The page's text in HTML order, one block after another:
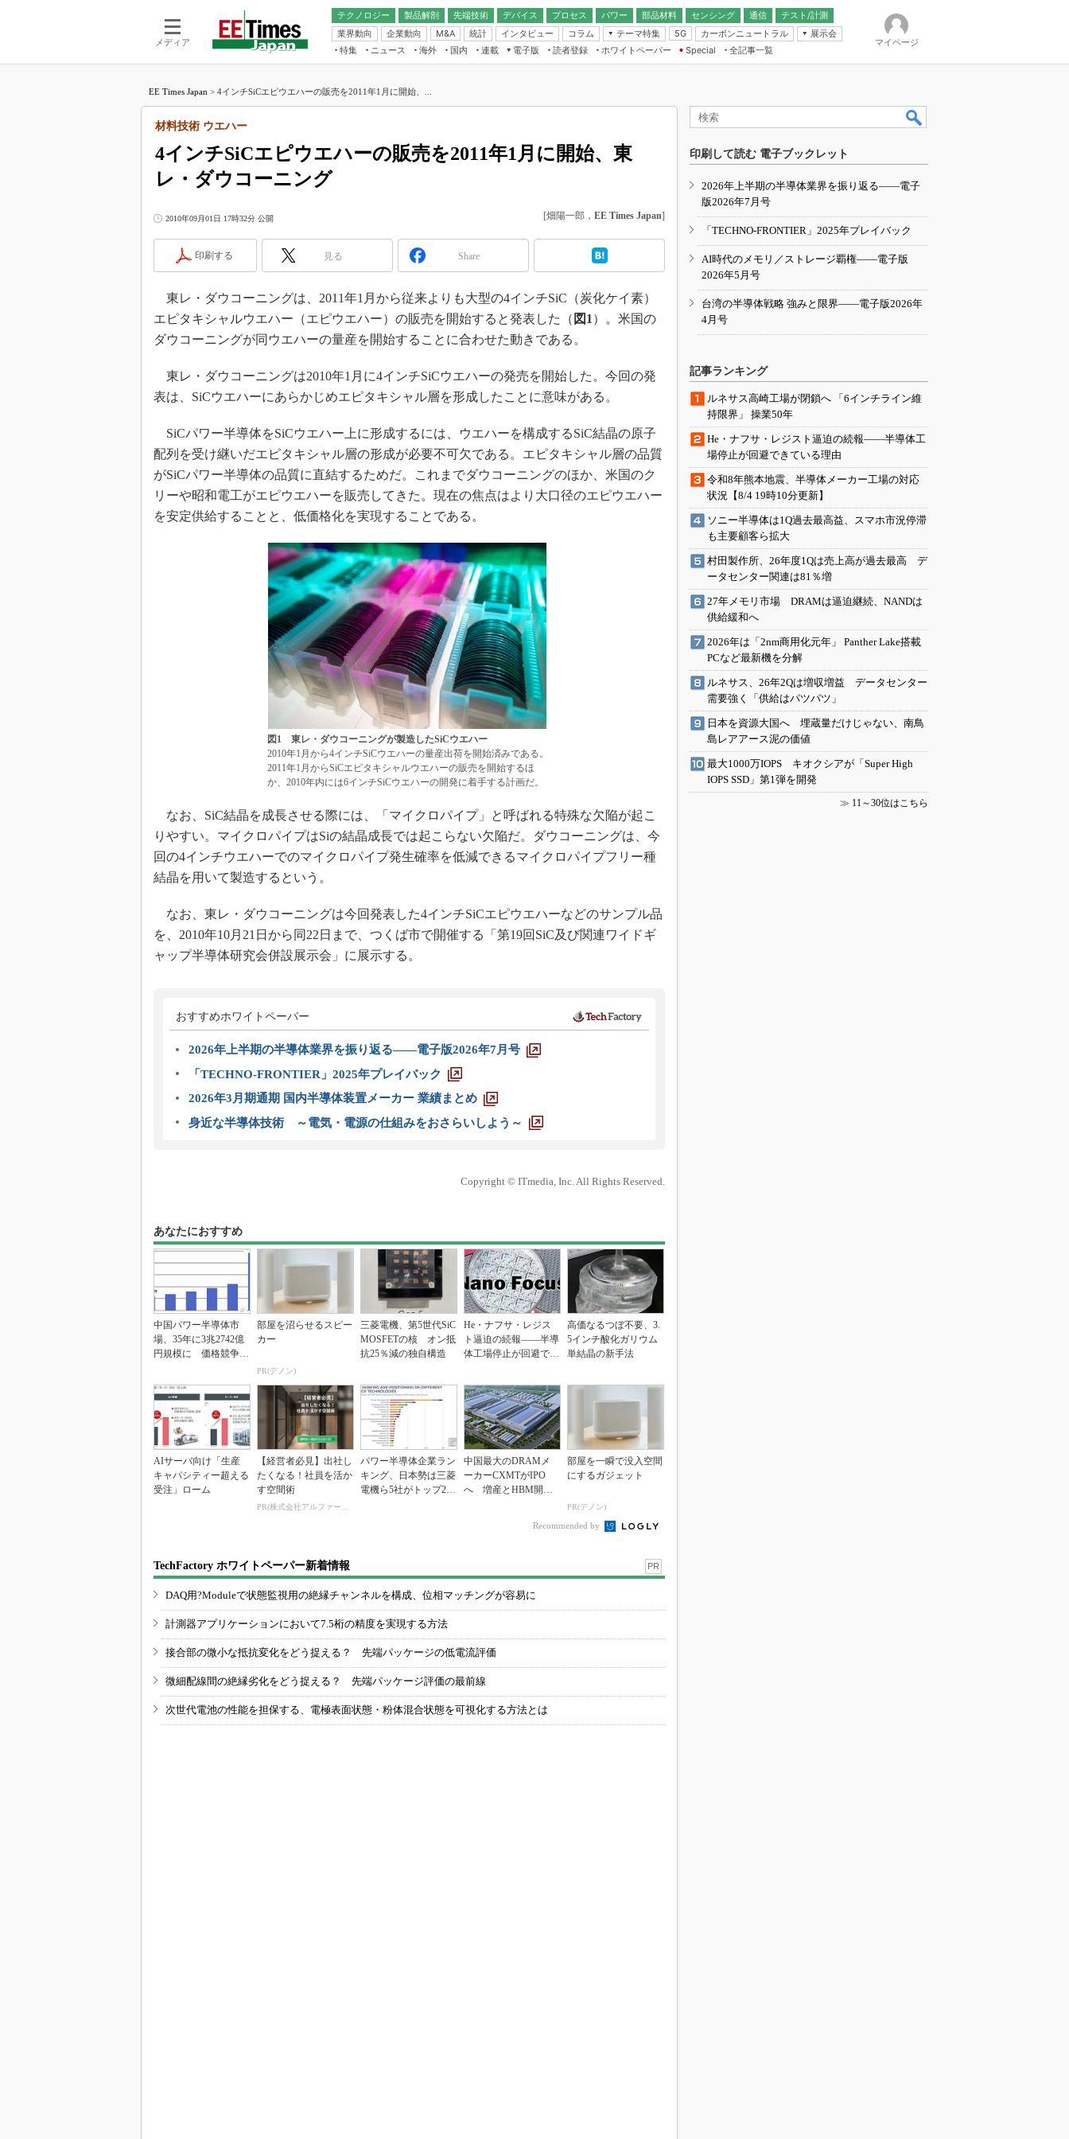
メディア
テクノロジー 製品解剖
先端技術
電池／エネルギー
デバイス
アナログ
マイコン
プロセス パワー 部品材料 センシング
通信
無線
テスト/計測
業界動向
企業動向 M&A 統計 インタビュー コラム
テーマ特集
フィジカルAI
読者調査（EE Times Research）
エレクトロニクス入門（EDN
Japan）
5G カーボンニュートラル
展示会
IoT・エッジコンピューティング
EXPO
TECHNO-FRONTIER
人とくるま展
特集 ニュース 海外 国内
連載
福田昭のデバイス通信
大山聡の業界スコープ
大原雄介のエレ・組み込みプレイバ
ック
世界を「数字」で回してみよう
踊るバズワード ～Behind the
この10年で起こったこと、次の10年
で起こること
製品分解で探るアジアの新トレンド
改革、執念の180日
JASA発IoT通信
IHSアナリスト「未来展望」
「英語に愛されないエンジニア」の
ための新行動論
電子版
電子ブックレット
読者登録 ホワイトペーパー
Special
全記事一覧
マイページ
EE Times Japan > 4インチSiCエピウエハーの販売を2011年1月に開始、...
4インチSiCエピウエハーの販売を2011年1月に開始、東
レ・ダウコーニング
材料技術 ウエハー
2010年09月01日 17時32分 公開 [畑陽一郎， EE Times Japan]
印刷する 見る Share
東レ・ダウコーニングは、2011年1月から従来よりも大型の4インチSiC（炭化ケイ素）
エピタキシャルウエハー（エピウエハー）の販売を開始すると発表した（ 図1 ）。米国の
ダウコーニングが同ウエハーの量産を開始することに合わせた動きである。
東レ・ダウコーニングは2010年1月に4インチSiCウエハーの発売を開始した。今回の発
表は、SiCウエハーにあらかじめエピタキシャル層を形成したことに意味がある。
SiCパワー半導体をSiCウエハー上に形成するには、ウエハーを構成するSiC結晶の原子
配列を受け継いだエピタキシャル層の形成が必要不可欠である。エピタキシャル層の品質
がSiCパワー半導体の品質に直結するためだ。これまでダウコーニングのほか、米国のク
リーや昭和電工がエピウエハーを販売してきた。現在の焦点はより大口径のエピウエハー
を安定供給することと、低価格化を実現することである。
図1 東レ・ダウコーニングが製造したSiCウエハー
2010年1月から4インチSiCウエハーの量産出荷を開始済みである。
2011年1月からSiCエピタキシャルウエハーの販売を開始するほ
か、2010年内には6インチSiCウエハーの開発に着手する計画だ。
なお、SiC結晶を成長させる際には、「マイクロパイプ」と呼ばれる特殊な欠陥が起こ
りやすい。マイクロパイプはSiの結晶成長では起こらない欠陥だ。ダウコーニングは、今
回の4インチウエハーでのマイクロパイプ発生確率を低減できるマイクロパイプフリー種
結晶を用いて製造するという。
なお、東レ・ダウコーニングは今回発表した4インチSiCエピウエハーなどのサンプル品
を、2010年10月21日から同22日まで、つくば市で開催する「第19回SiC及び関連ワイドギ
ャップ半導体研究会併設展示会」に展示する。
おすすめホワイトペーパー
2026年上半期の半導体業界を振り返る――電子版2026年7月号
「TECHNO-FRONTIER」2025年プレイバック
2026年3月期通期 国内半導体装置メーカー 業績まとめ
身近な半導体技術 ～電気・電源の仕組みをおさらいしよう～
Copyright © ITmedia, Inc. All Rights Reserved.
あなたにおすすめ
中国パワー半導体市
場、35年に3兆2742億
円規模に 価格競争さ
部屋を沼らせるスピー
カー
PR(デノン)
三菱電機、第5世代SiC
MOSFETの核 オン抵
抗25％減の独自構造
He・ナフサ・レジス
ト逼迫の続報――半導
体工場停止が回避でき
高価なるつぼ不要、3.
5インチ酸化ガリウム
単結晶の新手法
AIサーバ向け「生産
キャパシティー超える
受注」ローム
【経営者必見】出社し
たくなる！社員を活か
す空間術
PR(株式会社アルファーテクノ)
パワー半導体企業ラン
キング、日本勢は三菱
電機ら5社がトップ20
中国最大のDRAMメ
ーカーCXMTがIPO
へ 増産とHBM開発
部屋を一瞬で没入空間
にするガジェット
PR(デノン)
Recommended by
TechFactory ホワイトペーパー新着情報 PR
DAQ用?Moduleで状態監視用の絶縁チャンネルを構成、位相マッチングが容易に
計測器アプリケーションにおいて7.5桁の精度を実現する方法
接合部の微小な抵抗変化をどう捉える？ 先端パッケージの低電流評価
微細配線間の絶縁劣化をどう捉える？ 先端パッケージ評価の最前線
次世代電池の性能を担保する、電極表面状態・粉体混合状態を可視化する方法とは
印刷して読む 電子ブックレット
2026年上半期の半導体業界を振り返る――電子
版2026年7月号
「TECHNO-FRONTIER」2025年プレイバック
AI時代のメモリ／ストレージ覇権――電子版
2026年5月号
台湾の半導体戦略 強みと限界――電子版2026年
4月号
記事ランキング
ルネサス高崎工場が閉鎖へ 「6インチライン維
持限界」 操業50年
He・ナフサ・レジスト逼迫の続報――半導体工
場停止が回避できている理由
令和8年熊本地震、半導体メーカー工場の対応
状況【8/4 19時10分更新】
ソニー半導体は1Q過去最高益、スマホ市況停滞
も主要顧客ら拡大
村田製作所、26年度1Qは売上高が過去最高 デ
ータセンター関連は81％増
27年メモリ市場 DRAMは逼迫継続、NANDは
供給緩和へ
2026年は「2nm商用化元年」 Panther Lake搭載
PCなど最新機を分解
ルネサス、26年2Qは増収増益 データセンター
需要強く「供給はパツパツ」
日本を資源大国へ 埋蔵量だけじゃない、南鳥
島レアアース泥の価値
最大1000万IOPS キオクシアが「Super High
IOPS SSD」第1弾を開発
≫ 11～30位はこちら